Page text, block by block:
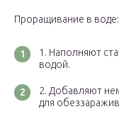
Проращивание в воде:
Наполняют
водой.
Добавляют
для